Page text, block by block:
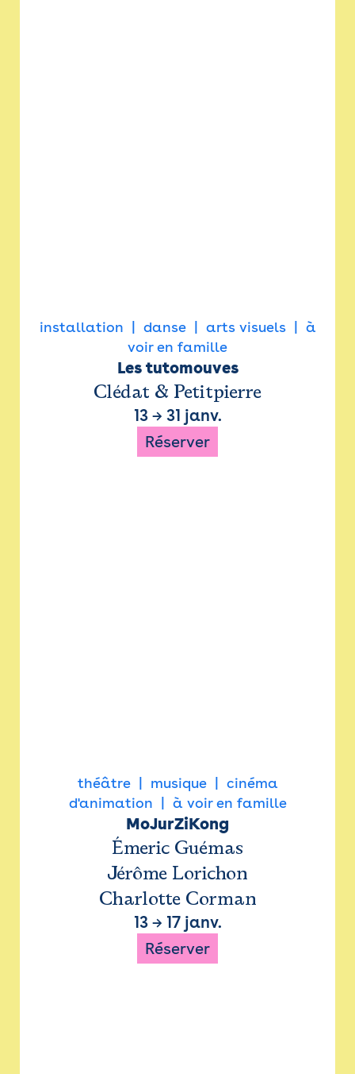
installation danse arts visuels
à
voir en famille
Les tutomouves
Clédat & Petitpierre
13→ 31 janv.
Réserver
théâtre musique
cinéma
d'animation
à voir en famille
MoJurZiKong
Émeric Guémas
Jérôme Lorichon
Charlotte Corman
13→ 17 janv.
Réserver